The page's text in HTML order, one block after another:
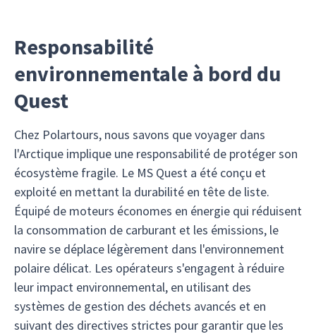
Responsabilité
environnementale à bord du
Quest
Chez Polartours, nous savons que voyager dans
l'Arctique implique une responsabilité de protéger son
écosystème fragile. Le MS Quest a été conçu et
exploité en mettant la durabilité en tête de liste.
Équipé de moteurs économes en énergie qui réduisent
la consommation de carburant et les émissions, le
navire se déplace légèrement dans l'environnement
polaire délicat. Les opérateurs s'engagent à réduire
leur impact environnemental, en utilisant des
systèmes de gestion des déchets avancés et en
suivant des directives strictes pour garantir que les